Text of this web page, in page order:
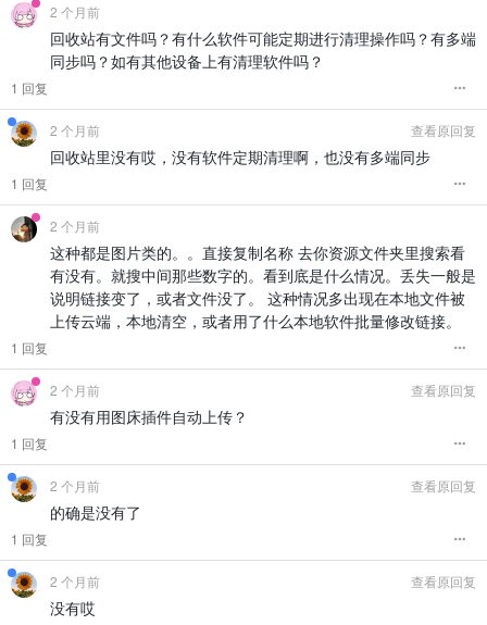
2 个月前
回收站有文件吗？有什么软件可能定期进行清理操作吗？有多端
同步吗？如有其他设备上有清理软件吗？
1 回复
2 个月前 查看原回复
回收站里没有哎，没有软件定期清理啊，也没有多端同步
1 回复
2 个月前
这种都是图片类的。。直接复制名称 去你资源文件夹里搜索看
有没有。就搜中间那些数字的。看到底是什么情况。丢失一般是
说明链接变了，或者文件没了。 这种情况多出现在本地文件被
上传云端，本地清空，或者用了什么本地软件批量修改链接。
1 回复
2 个月前 查看原回复
有没有用图床插件自动上传？
1 回复
2 个月前 查看原回复
的确是没有了
1 回复
2 个月前 查看原回复
没有哎